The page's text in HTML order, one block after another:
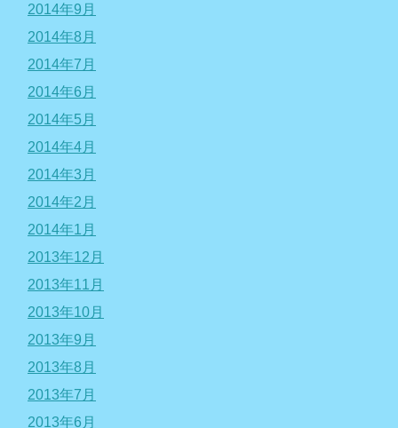
2014年9月
2014年8月
2014年7月
2014年6月
2014年5月
2014年4月
2014年3月
2014年2月
2014年1月
2013年12月
2013年11月
2013年10月
2013年9月
2013年8月
2013年7月
2013年6月